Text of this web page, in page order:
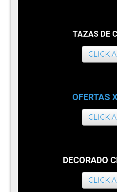
TAZAS DE
CLICK
OFERTAS
CLICK
DECORADO
CLICK